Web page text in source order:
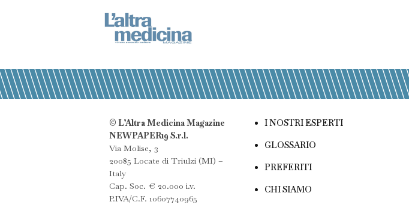
© L’Altra Medicina Magazine
NEWPAPER19 S.r.l.
Via Molise, 3
20085 Locate di Triulzi (MI) –
Italy
Cap. Soc. € 20.000 i.v.
P.IVA/C.F. 10607740965
I NOSTRI ESPERTI
GLOSSARIO
PREFERITI
CHI SIAMO